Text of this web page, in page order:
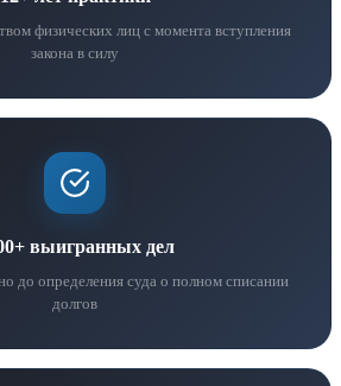
физических лиц с момента вступления
закона в силу
выигранных дел
до определения суда о полном списании
долгов